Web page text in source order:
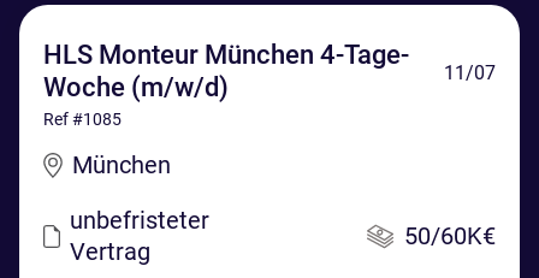
HLS Monteur München 4-Tage-
Woche (m/w/d)
11/07
Ref #1085
München
unbefristeter
Vertrag
50/60K€